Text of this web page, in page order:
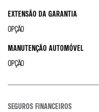
EXTENSÃO DA GARANTIA
OPÇÃO
MANUTENÇÃO AUTOMÓVEL
OPÇÃO
SEGUROS FINANCEIROS